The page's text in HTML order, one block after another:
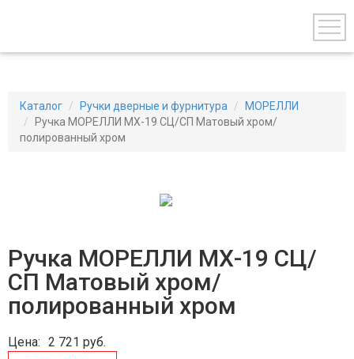
Каталог Ручки дверные и фурнитура
МОРЕЛЛИ
Ручка МОРЕЛЛИ МХ-19 СЦ/СП Матовый хром/
полированный хром
Ручка МОРЕЛЛИ МХ-19 СЦ/
СП Матовый хром/
полированный хром
Цена: 2 721 руб.